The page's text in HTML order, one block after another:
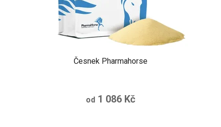
Česnek Pharmahorse
od 1 086 Kč